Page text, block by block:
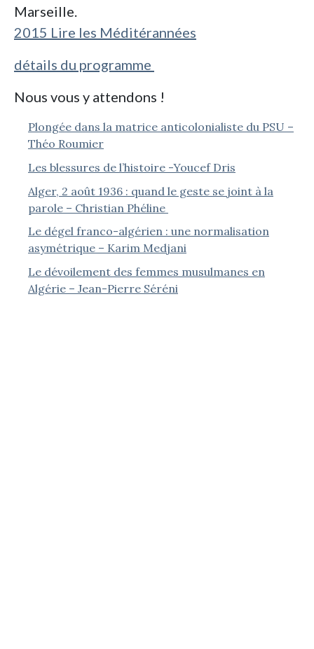
Marseille.
2015 Lire les Méditérannées
détails du programme
Nous vous y attendons !
Plongée dans la matrice anticolonialiste du PSU –
Théo Roumier
Les blessures de l’histoire -Youcef Dris
Alger, 2 août 1936 : quand le geste se joint à la
parole – Christian Phéline
Le dégel franco-algérien : une normalisation
asymétrique – Karim Medjani
Le dévoilement des femmes musulmanes en
Algérie – Jean-Pierre Séréni